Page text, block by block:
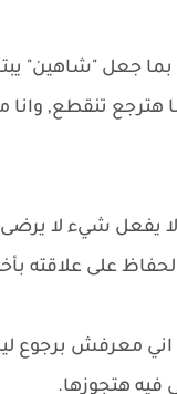
بما جعل "شاهين"
هترجع تنقطع,
يفعل شيء لا
على علاقته
معرفش برجوع
فيه هتجوزها.